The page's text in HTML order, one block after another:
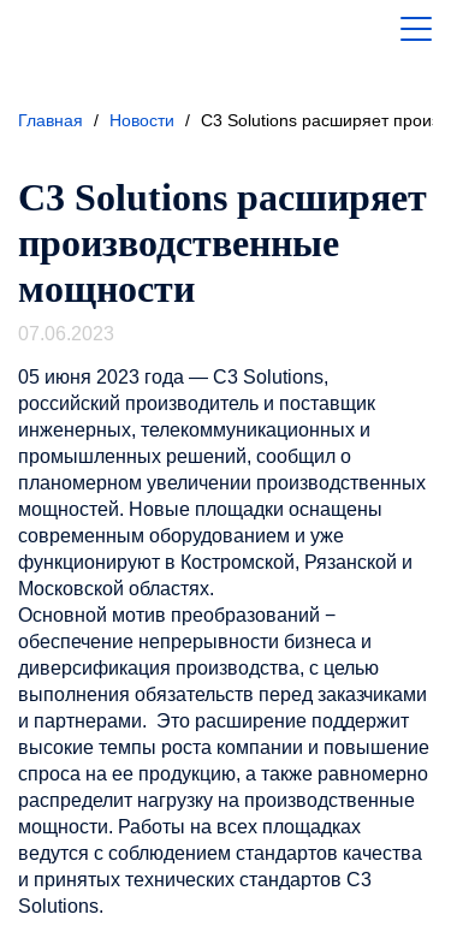
Главная / Новости / C3 Solutions расширяет
C3 Solutions расширяет
производственные
мощности
07.06.2023
05 июня 2023 года — С3 Solutions,
российский производитель и поставщик
инженерных, телекоммуникационных и
промышленных решений, сообщил о
планомерном увеличении производственных
мощностей. Новые площадки оснащены
современным оборудованием и уже
функционируют в Костромской, Рязанской и
Московской областях.
Основной мотив преобразований −
обеспечение непрерывности бизнеса и
диверсификация производства, с целью
выполнения обязательств перед заказчиками
и партнерами. Это расширение поддержит
высокие темпы роста компании и повышение
спроса на ее продукцию, а также равномерно
распределит нагрузку на производственные
мощности. Работы на всех площадках
ведутся с соблюдением стандартов качества
и принятых технических стандартов С3
Solutions.